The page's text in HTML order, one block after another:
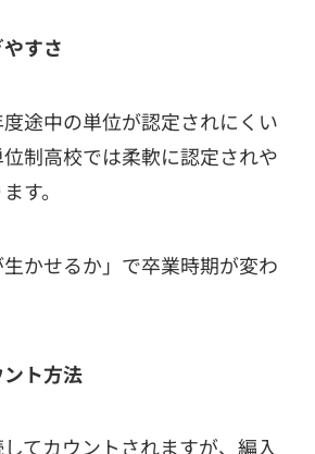
すさ
途中の単位が認定されにくい
制高校では柔軟に認定されや
す。
生かせるか」で卒業時期が変わ
ト方法
てカウントされますが、編入